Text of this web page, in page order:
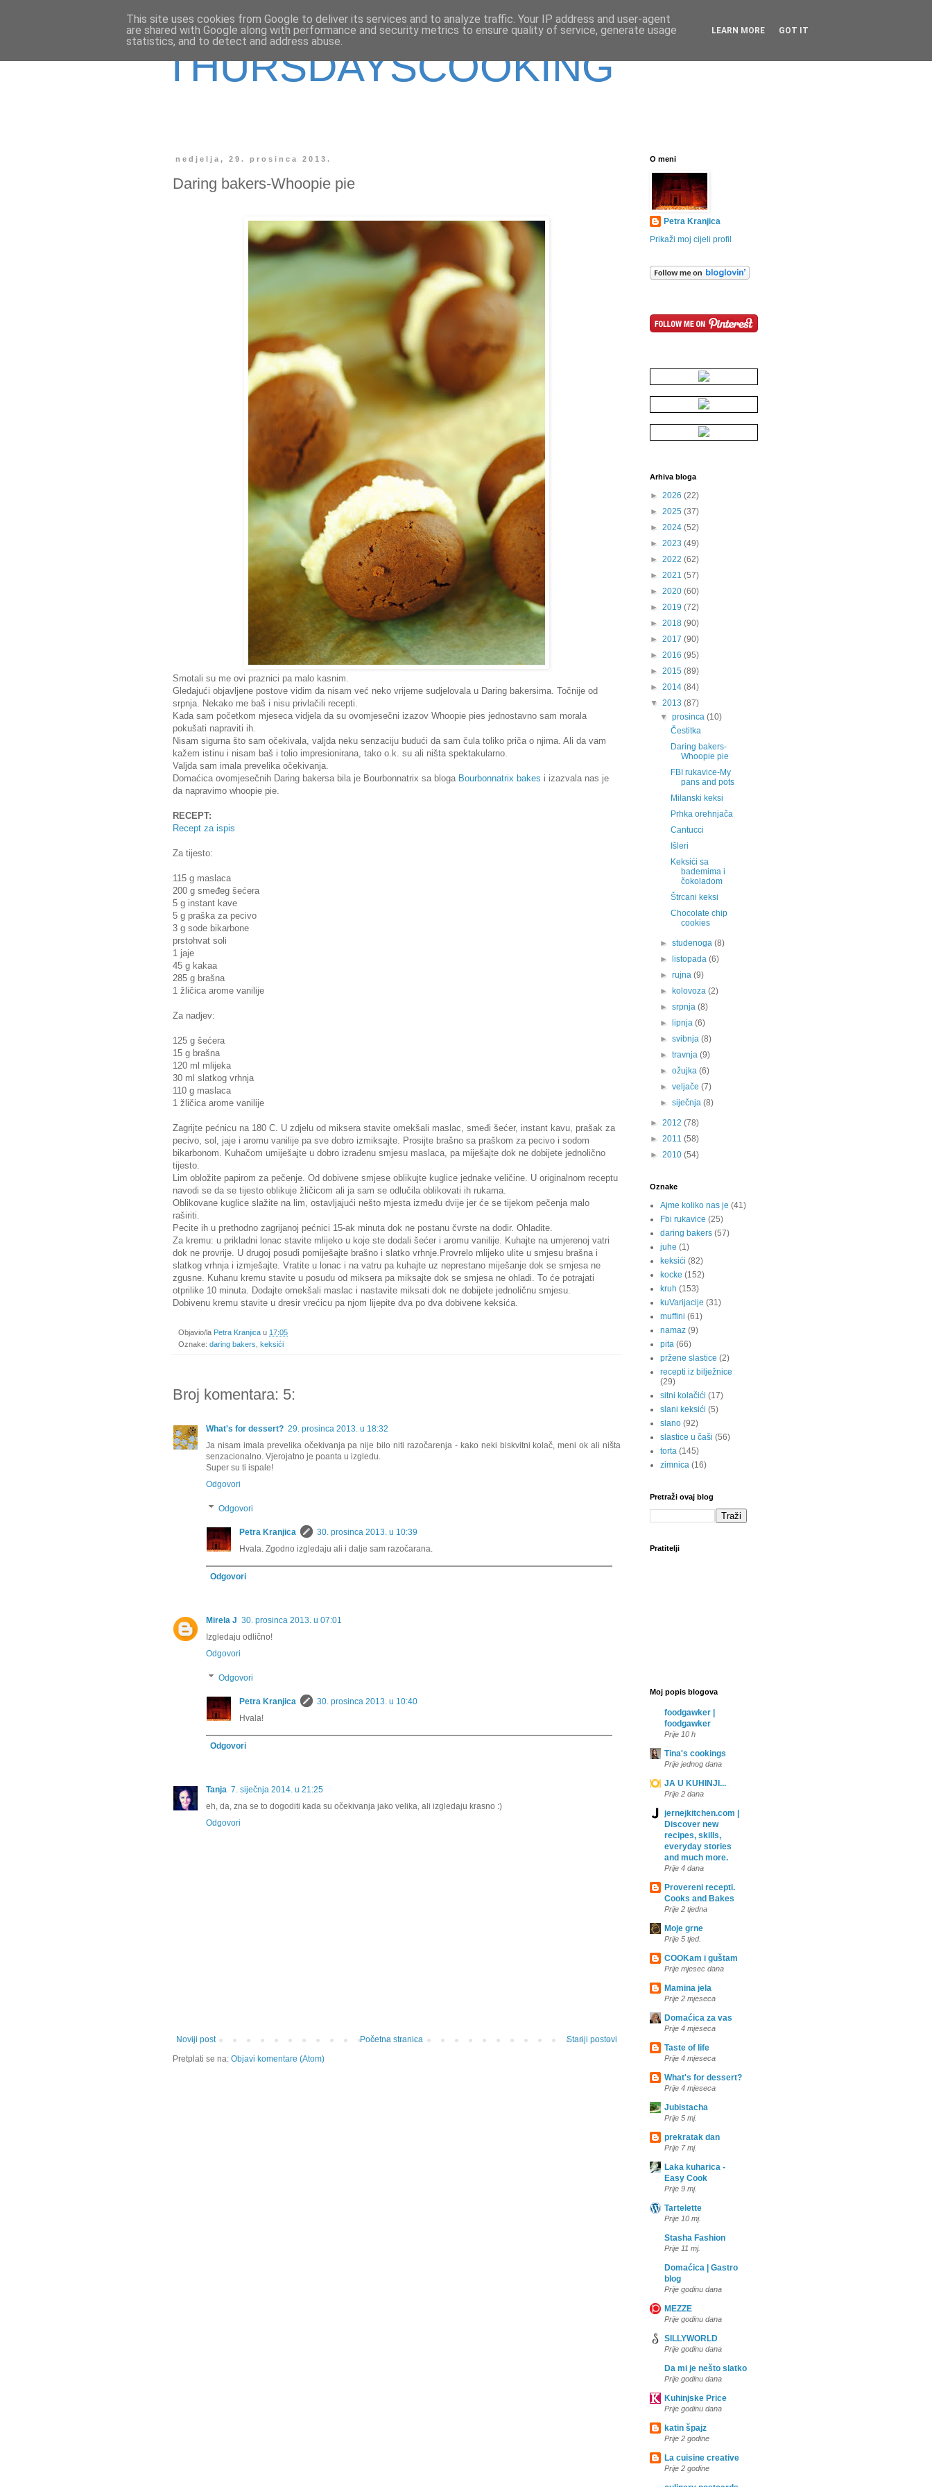
THURSDAYSCOOKING
nedjelja, 29. prosinca 2013.
Daring bakers-Whoopie pie
Smotali su me ovi praznici pa malo kasnim.
Gledajući objavljene postove vidim da nisam već neko vrijeme sudjelovala u Daring bakersima. Točnije od
srpnja. Nekako me baš i nisu privlačili recepti.
Kada sam početkom mjeseca vidjela da su ovomjesečni izazov Whoopie pies jednostavno sam morala
pokušati napraviti ih.
Nisam sigurna što sam očekivala, valjda neku senzaciju budući da sam čula toliko priča o njima. Ali da vam
kažem istinu i nisam baš i tolio impresionirana, tako o.k. su ali ništa spektakularno.
Valjda sam imala prevelika očekivanja.
Domaćica ovomjesečnih Daring bakersa bila je Bourbonnatrix sa bloga Bourbonnatrix bakes i izazvala nas je
da napravimo whoopie pie.
RECEPT:
Recept za ispis
Za tijesto:
115 g maslaca
200 g smeđeg šećera
5 g instant kave
5 g praška za pecivo
3 g sode bikarbone
prstohvat soli
1 jaje
45 g kakaa
285 g brašna
1 žličica arome vanilije
Za nadjev:
125 g šećera
15 g brašna
120 ml mlijeka
30 ml slatkog vrhnja
110 g maslaca
1 žličica arome vanilije
Zagrijte pećnicu na 180 C. U zdjelu od miksera stavite omekšali maslac, smeđi šećer, instant kavu, prašak za
pecivo, sol, jaje i aromu vanilije pa sve dobro izmiksajte. Prosijte brašno sa praškom za pecivo i sodom
bikarbonom. Kuhačom umiješajte u dobro izrađenu smjesu maslaca, pa miješajte dok ne dobijete jednolično
tijesto.
Lim obložite papirom za pečenje. Od dobivene smjese oblikujte kuglice jednake veličine. U originalnom receptu
navodi se da se tijesto oblikuje žličicom ali ja sam se odlučila oblikovati ih rukama.
Oblikovane kuglice slažite na lim, ostavljajući nešto mjesta između dvije jer će se tijekom pečenja malo
raširiti.
Pecite ih u prethodno zagrijanoj pećnici 15-ak minuta dok ne postanu čvrste na dodir. Ohladite.
Za kremu: u prikladni lonac stavite mlijeko u koje ste dodali šećer i aromu vanilije. Kuhajte na umjerenoj vatri
dok ne provrije. U drugoj posudi pomiješajte brašno i slatko vrhnje.Provrelo mlijeko ulite u smjesu brašna i
slatkog vrhnja i izmješajte. Vratite u lonac i na vatru pa kuhajte uz neprestano miješanje dok se smjesa ne
zgusne. Kuhanu kremu stavite u posudu od miksera pa miksajte dok se smjesa ne ohladi. To će potrajati
otprilike 10 minuta. Dodajte omekšali maslac i nastavite miksati dok ne dobijete jednoličnu smjesu.
Dobivenu kremu stavite u dresir vrećicu pa njom lijepite dva po dva dobivene keksića.
Objavio/la Petra Kranjica u 17:05
Oznake: daring bakers keksići
Broj komentara: 5:
What's for dessert? 29. prosinca 2013. u 18:32
Ja nisam imala prevelika očekivanja pa nije bilo niti razočarenja - kako neki biskvitni kolač, meni ok ali ništa
senzacionalno. Vjerojatno je poanta u izgledu.
Super su ti ispale!
Odgovori
Odgovori
Petra Kranjica
30. prosinca 2013. u 10:39
Hvala. Zgodno izgledaju ali i dalje sam razočarana.
Odgovori
Mirela J 30. prosinca 2013. u 07:01
Izgledaju odlično!
Odgovori
Odgovori
Petra Kranjica
30. prosinca 2013. u 10:40
Hvala!
Odgovori
Tanja 7. siječnja 2014. u 21:25
eh, da, zna se to dogoditi kada su očekivanja jako velika, ali izgledaju krasno :)
Odgovori
Noviji post Stariji postovi
Početna stranica
Pretplati se na: Objavi komentare (Atom)
O meni
Petra Kranjica
Prikaži moj cijeli profil
Arhiva bloga
► 2026 (22)
► 2025 (37)
► 2024 (52)
► 2023 (49)
► 2022 (62)
► 2021 (57)
► 2020 (60)
► 2019 (72)
► 2018 (90)
► 2017 (90)
► 2016 (95)
► 2015 (89)
► 2014 (84)
▼ 2013 (87)
▼prosinca(10)
Čestitka
Daring bakers-
Whoopie pie
FBI rukavice-My
pans and pots
Milanski keksi
Prhka orehnjača
Cantucci
Išleri
Keksići sa
bademima i
čokoladom
Štrcani keksi
Chocolate chip
cookies
►studenoga(8)
►
listopada(6)
►rujna(9)
►
kolovoza(2)
►srpnja(8)
►
lipnja(6)
►svibnja(8)
►travnja(9)
►ožujka(6)
►veljače(7)
►siječnja(8)
► 2012 (78)
► 2011 (58)
► 2010 (54)
Oznake
Ajme koliko nas je (41)
Fbi rukavice (25)
daring bakers (57)
juhe (1)
keksići (82)
kocke (152)
kruh (153)
kuVarijacije (31)
muffini (61)
namaz (9)
pita (66)
pržene slastice (2)
recepti iz bilježnice
(29)
sitni kolačići (17)
slani keksići (5)
slano (92)
slastice u čaši (56)
torta (145)
zimnica (16)
Pretraži ovaj blog
Pratitelji
Moj popis blogova
foodgawker |
foodgawker
Prije 10 h
Tina's cookings
Prije jednog dana
JA U KUHINJI...
Prije 2 dana
jernejkitchen.com |
Discover new
recipes, skills,
everyday stories
and much more.
Prije 4 dana
Provereni recepti.
Cooks and Bakes
Prije 2 tjedna
Moje grne
Prije 5 tjed.
COOKam i guštam
Prije mjesec dana
Mamina jela
Prije 2 mjeseca
Domaćica za vas
Prije 4 mjeseca
Taste of life
Prije 4 mjeseca
What's for dessert?
Prije 4 mjeseca
Jubistacha
Prije 5 mj.
prekratak dan
Prije 7 mj.
Laka kuharica -
Easy Cook
Prije 9 mj.
Tartelette
Prije 10 mj.
Stasha Fashion
Prije 11 mj.
Domaćica | Gastro
blog
Prije godinu dana
MEZZE
Prije godinu dana
SILLYWORLD
Prije godinu dana
Da mi je nešto slatko
Prije godinu dana
Kuhinjske Price
Prije godinu dana
katin špajz
Prije 2 godine
La cuisine creative
Prije 2 godine
This site uses cookies from Google to deliver its services and to analyze traffic. Your IP address and user-agent
are shared with Google along with performance and security metrics to ensure quality of service, generate usage
statistics, and to detect and address abuse.
LEARN MORE GOT IT